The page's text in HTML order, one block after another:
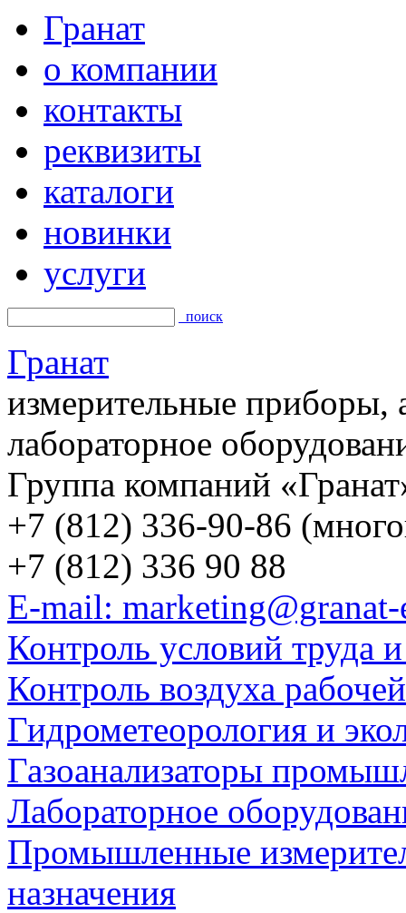
Гранат
о компании
контакты
реквизиты
каталоги
новинки
услуги
поиск
Гранат
измерительные приборы,
лабораторное
Группа компаний
+7 (812) 336-90-86
+7 (812) 336 90 88
E-mail:
Контроль условий труда
Контроль воздуха
Гидрометеорология и
Газоанализаторы
Лабораторное
Промышленные
назначения